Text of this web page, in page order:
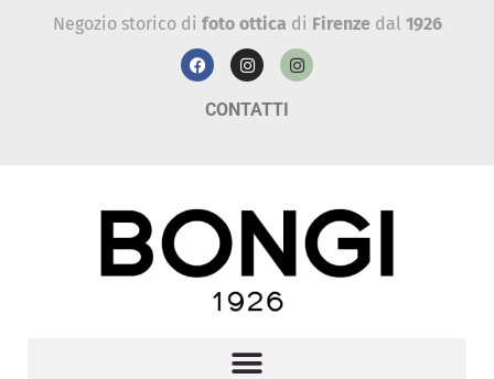
Negozio storico di foto ottica di Firenzedal 1926
CONTATTI